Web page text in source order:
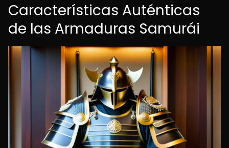
Características Auténticas
de las Armaduras Samurái